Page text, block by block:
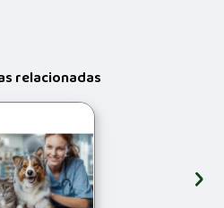
relacionadas
›